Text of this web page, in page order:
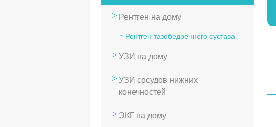
Рентген на дому
Рентген тазобедренного сустава
УЗИ на дому
УЗИ сосудов нижних
конечностей
ЭКГ на дому